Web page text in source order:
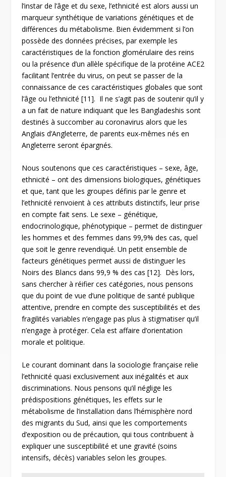
l’instar de l’âge et du sexe, l’ethnicité est alors aussi un
marqueur synthétique de variations génétiques et de
différences du métabolisme. Bien évidemment si l’on
possède des données précises, par exemple les
caractéristiques de la fonction glomérulaire des reins
ou la présence d’un allèle spécifique de la protéine ACE2
facilitant l’entrée du virus, on peut se passer de la
connaissance de ces caractéristiques globales que sont
l’âge ou l’ethnicité [11]. Il ne s’agit pas de soutenir qu’il y
a un fait de nature indiquant que les Bangladeshis sont
destinés à succomber au coronavirus alors que les
Anglais d’Angleterre, de parents eux-mêmes nés en
Angleterre seront épargnés.
Nous soutenons que ces caractéristiques – sexe, âge,
ethnicité – ont des dimensions biologiques, génétiques
et que, tant que les groupes définis par le genre et
l’ethnicité renvoient à ces attributs distinctifs, leur prise
en compte fait sens. Le sexe – génétique,
endocrinologique, phénotypique – permet de distinguer
les hommes et des femmes dans 99,9% des cas, quel
que soit le genre revendiqué. Un petit ensemble de
facteurs génétiques permet aussi de distinguer les
Noirs des Blancs dans 99,9 % des cas [12]. Dès lors,
sans chercher à réifier ces catégories, nous pensons
que du point de vue d’une politique de santé publique
attentive, prendre en compte des susceptibilités et des
fragilités variables n’engage pas plus à stigmatiser qu’il
n’engage à protéger. Cela est affaire d’orientation
morale et politique.
Le courant dominant dans la sociologie française relie
l’ethnicité quasi exclusivement aux inégalités et aux
discriminations. Nous pensons qu’il néglige les
prédispositions génétiques, les effets sur le
métabolisme de l’installation dans l’hémisphère nord
des migrants du Sud, ainsi que les comportements
d’exposition ou de précaution, qui tous contribuent à
expliquer une susceptibilité et une gravité (soins
intensifs, décès) variables selon les groupes.